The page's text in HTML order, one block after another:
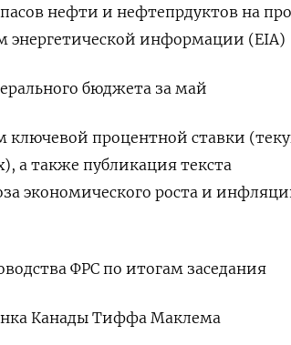
нефти и нефтепрдуктов на
энергетической информации (EIA)
бюджета за май
ключевой процентной ставки
а также публикация текста
экономического роста и
ФРС по итогам заседания
Канады Тиффа Маклема